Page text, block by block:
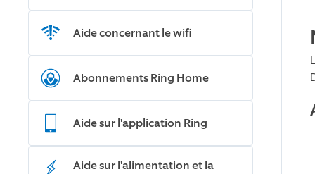
Aide concernant le wifi
Abonnements Ring Home
Aide sur l'application Ring
Aide sur l'alimentation et la